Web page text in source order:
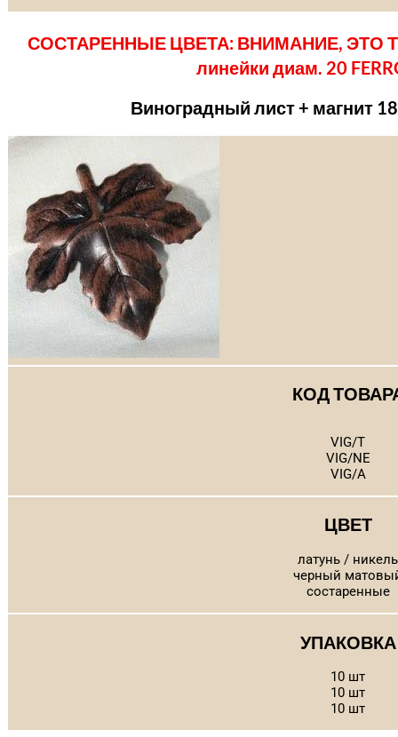
СОСТАРЕННЫЕ ЦВЕТА: ВНИМАНИЕ, ЭТО
линейки диам. 20
Виноградный лист + магнит
КОД
VIG/T
VIG/NE
VIG/A
ЦВЕТ
латунь / никель
черный
состаренные
УПАКОВКА
10 шт
10 шт
10 шт